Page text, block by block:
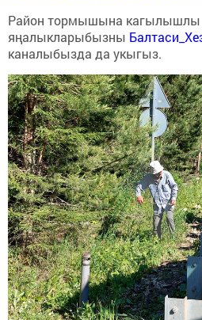
Район тормышына кагылышлы
яңалыкларыбызны
каналыбызда да укыгыз.